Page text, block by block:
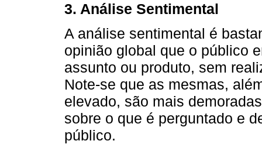
3. Análise Sentimental
A análise sentimental é
opinião global que o público
assunto ou produto, sem
Note-se que as mesmas,
elevado, são mais
sobre o que é perguntado e
público.